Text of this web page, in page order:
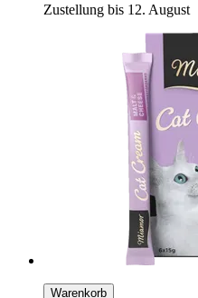
Zustellung bis 12. August
Warenkorb